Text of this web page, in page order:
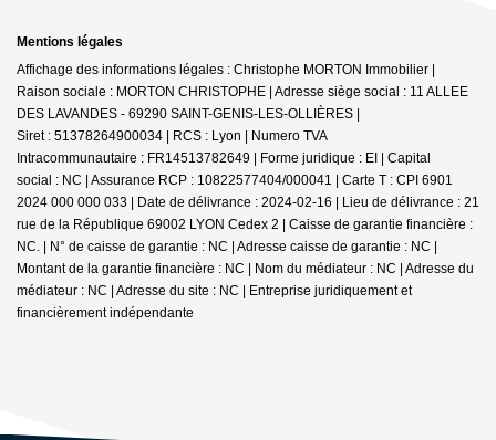
Mentions légales
Affichage des informations légales : Christophe MORTON Immobilier |
Raison sociale : MORTON CHRISTOPHE | Adresse siège social : 11 ALLEE
DES LAVANDES - 69290 SAINT-GENIS-LES-OLLIÈRES |
Siret : 51378264900034 | RCS : Lyon | Numero TVA
Intracommunautaire : FR14513782649 | Forme juridique : EI | Capital
social : NC | Assurance RCP : 10822577404/000041 | Carte T : CPI 6901
2024 000 000 033 | Date de délivrance : 2024-02-16 | Lieu de délivrance : 21
rue de la République 69002 LYON Cedex 2 | Caisse de garantie financière :
NC. | N° de caisse de garantie : NC | Adresse caisse de garantie : NC |
Montant de la garantie financière : NC | Nom du médiateur : NC | Adresse du
médiateur : NC | Adresse du site : NC | Entreprise juridiquement et
financièrement indépendante